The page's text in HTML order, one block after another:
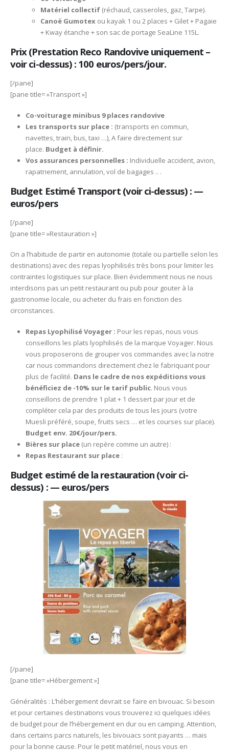
Matériel collectif (réchaud, casseroles, gaz, Tarpe).
Canoë Gumotex ou kayak 1 ou 2 places + Gilet + Pagaie
+ Kway étanche + son sac de portage SeaLine 115L.
Prix (Prestation Reco Randovive uniquement –
voir ci-dessus) : 100 euros/pers/jour.
[/pane]
[pane title= »Transport »]
Co-voiturage minibus 9 places randovive
Les transports sur place : (transports en commun,
navettes, train, bus, taxi …), A faire directement sur
place. Budget à définir.
Vos assurances personnelles : Individuelle accident, avion,
rapatriement, annulation, vol de bagages .. .
Budget Estimé Transport (voir ci-dessus) : —
euros/pers
[/pane]
[pane title= »Restauration »]
On a l’habitude de partir en autonomie (totale ou partielle selon les
destinations) avec des repas lyophilisés très bons pour limiter les
contraintes logistiques sur place. Bien évidemment nous ne nous
interdisons pas un petit restaurant ou pub pour gouter à la
gastronomie locale, ou acheter du frais en fonction des
circonstances.
Repas Lyophilisé Voyager : Pour les repas, nous vous
conseillons les plats lyophilisés de la marque Voyager. Nous
vous proposerons de grouper vos commandes avec la notre
car nous commandons directement chez le fabriquant pour
plus de facilité. Dans le cadre de nos expéditions vous
bénéficiez de -10% sur le tarif public. Nous vous
conseillons de prendre 1 plat + 1 dessert par jour et de
compléter cela par des produits de tous les jours (votre
Muesli préféré, soupe, fruits secs … et les courses sur place).
Budget env. 20€/jour/pers.
Bières sur place(un repère comme un autre) :
Repas Restaurant sur place:
Budget estimé de la restauration (voir ci-
dessus) : — euros/pers
[/pane]
[pane title= »Hébergement »]
Généralités : L’hébergement devrait se faire en bivouac. Si besoin
et pour certaines destinations vous trouverez ici quelques idées
de budget pour de l’hébergement en dur ou en camping. Attention,
dans certains parcs naturels, les bivouacs sont payants … mais
pour la bonne cause. Pour le petit matériel, nous vous en